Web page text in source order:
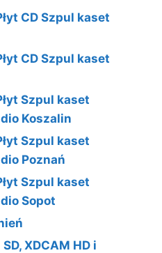
CD Szpul kaset
CD Szpul kaset
Szpul kaset
Koszalin
Szpul kaset
Poznań
Szpul kaset
Sopot
XDCAM HD i